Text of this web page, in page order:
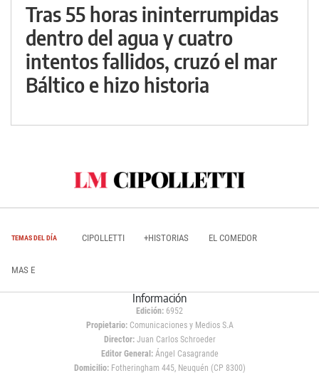
Tras 55 horas ininterrumpidas
dentro del agua y cuatro
intentos fallidos, cruzó el mar
Báltico e hizo historia
TEMAS DEL DÍA CIPOLLETTI +HISTORIAS EL COMEDOR
MAS E
Información
Edición: 6952
Propietario:Comunicaciones y Medios S.A
Director: Juan Carlos Schroeder
Editor General:Ángel Casagrande
Domicilio:Fotheringham 445, Neuquén (CP 8300)